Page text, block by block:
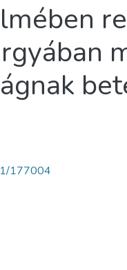
177004